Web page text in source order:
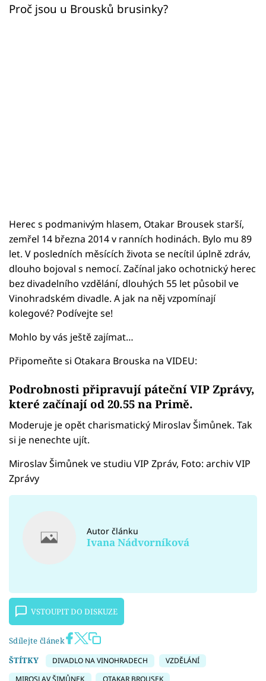
Proč jsou u Brousků brusinky?
Herec s podmanivým hlasem, Otakar Brousek starší,
zemřel 14 března 2014 v ranních hodinách. Bylo mu 89
let. V posledních měsících života se necítil úplně zdráv,
dlouho bojoval s nemocí. Začínal jako ochotnický herec
bez divadelního vzdělání, dlouhých 55 let působil ve
Vinohradském divadle. A jak na něj vzpomínají
kolegové? Podívejte se!
Mohlo by vás ještě zajímat…
Připomeňte si Otakara Brouska na VIDEU:
Podrobnosti připravují páteční VIP Zprávy,
které začínají od 20.55 na Primě.
Moderuje je opět charismatický Miroslav Šimůnek. Tak
si je nenechte ujít.
Miroslav Šimůnek ve studiu VIP Zpráv, Foto: archiv VIP
Zprávy
Autor článku
Ivana Nádvorníková
VSTOUPIT DO DISKUZE
Sdílejte článek
ŠTÍTKY
DIVADLO NA VINOHRADECH
VZDĚLÁNÍ
MIROSLAV ŠIMŮNEK
OTAKAR BROUSEK